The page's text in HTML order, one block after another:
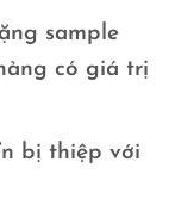
sample
có giá trị
bị thiệp với